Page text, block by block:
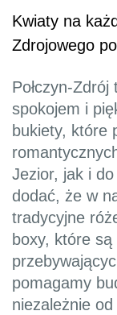
Kwiaty na
Zdrojowego
Połczyn-
spokojem i
bukiety, które
Jezior, jak i
dodać, że w
tradycyjne
boxy, które
pomagamy
niezależnie od